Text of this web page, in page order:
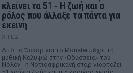
κλείνει τα 51 ‑ H ζωή και ο
ρόλος που άλλαξε τα πάντα για
εκείνη
ΧΤΕΣ
Από το Όσκαρ για το Monster μέχρι τη
μυθική Καλυψώ στην «Οδύσσεια» του
Νόλαν - η Νοτιοαφρικανή σταρ γιορτάζει